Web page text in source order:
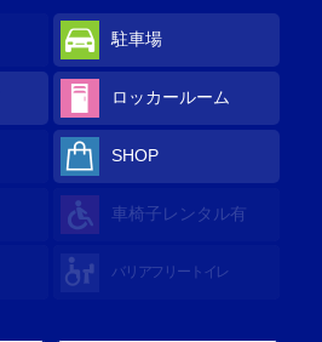
駐車場
ロッカールーム
SHOP
車椅子レンタル有
バリアフリートイレ